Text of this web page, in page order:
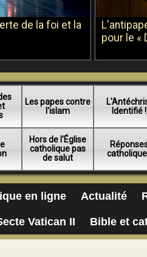
de la foi et la
pour le «
Les papes contre
l'islam
Identifié !
Hors de l'Église
catholique pas
de salut
en ligne Actualité
Vatican II Bible et